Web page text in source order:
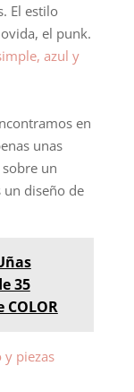
El estilo
el punk.
en
unas
un
un diseño de
35
COLOR